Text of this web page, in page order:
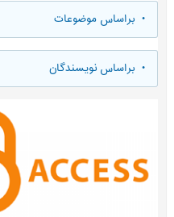
• براساس موضوعات
• براساس نویسندگان